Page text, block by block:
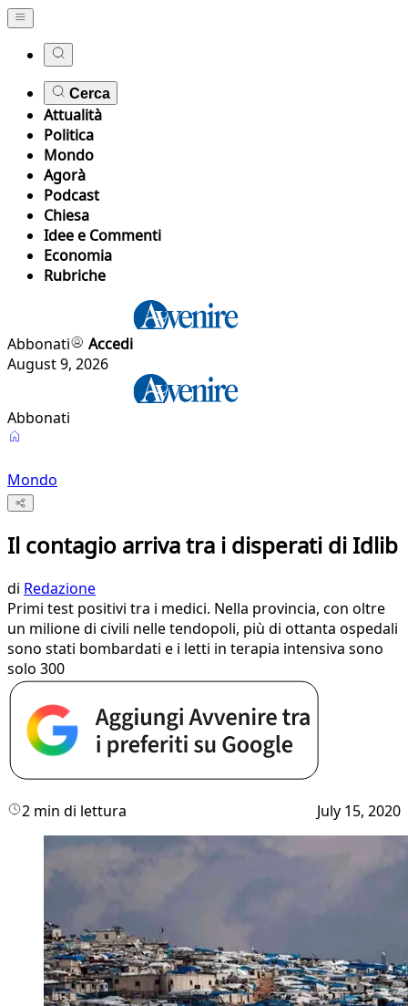
Cerca
Attualità
Politica
Mondo
Agorà
Podcast
Chiesa
Idee e Commenti
Economia
Rubriche
Abbonati
Accedi
August 9, 2026
Abbonati
Mondo
Il contagio arriva tra i disperati di Idlib
di Redazione
Primi test positivi tra i medici. Nella provincia, con oltre
un milione di civili nelle tendopoli, più di ottanta ospedali
sono stati bombardati e i letti in terapia intensiva sono
solo 300
2 min di lettura July 15, 2020